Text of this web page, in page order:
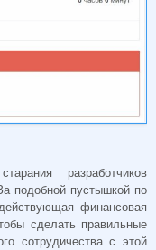
разработчиков
подобной пустышкой по
финансовая
сделать правильные
сотрудичества с этой